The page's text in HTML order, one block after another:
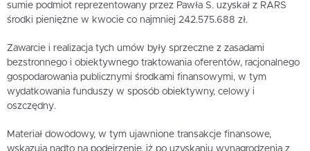
sumie podmiot reprezentowany przez Pawła S. uzyskał z RARS
środki pieniężne w kwocie co najmniej 242.575.688 zł.
Zawarcie i realizacja tych umów były sprzeczne z zasadami
bezstronnego i obiektywnego traktowania oferentów, racjonalnego
gospodarowania publicznymi środkami finansowymi, w tym
wydatkowania funduszy w sposób obiektywny, celowy i
oszczędny.
Materiał dowodowy, w tym ujawnione transakcje finansowe,